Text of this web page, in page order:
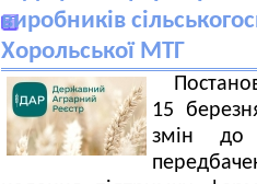
виробників
Хорольської МТГ
15
змін до